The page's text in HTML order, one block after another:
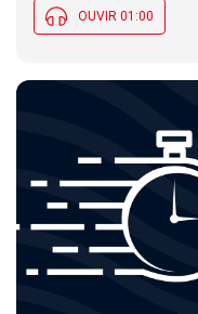
OUVIR 01:00